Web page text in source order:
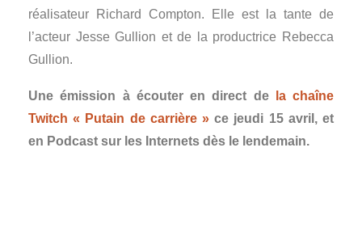
réalisateur Richard Compton. Elle est la tante de
l’acteur Jesse Gullion et de la productrice Rebecca
Gullion.
Une émission à écouter en direct dela chaîne
Twitch « Putain de carrière » ce jeudi 15 avril, et
en Podcast sur les Internets dès le lendemain.